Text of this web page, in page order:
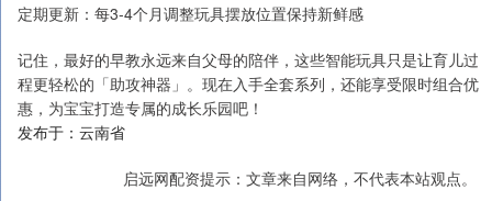
定期更新：每3-4个月调整玩具摆放位置保持新鲜感
记住，最好的早教永远来自父母的陪伴，这些智能玩具只是让育儿过
程更轻松的「助攻神器」。现在入手全套系列，还能享受限时组合优
惠，为宝宝打造专属的成长乐园吧！
发布于：云南省
启远网配资提示：文章来自网络，不代表本站观点。